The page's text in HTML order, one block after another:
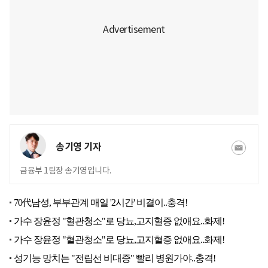
송기영 기자
금융부 1팀장 송기영입니다.